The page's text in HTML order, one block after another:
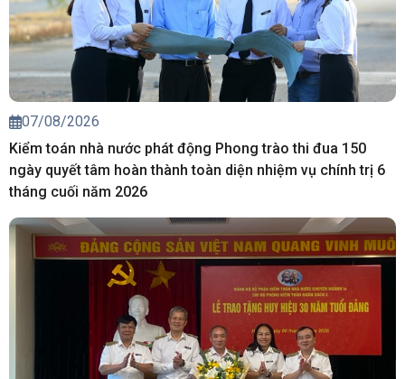
07/08/2026
Kiểm toán nhà nước phát động Phong trào thi đua 150
ngày quyết tâm hoàn thành toàn diện nhiệm vụ chính trị 6
tháng cuối năm 2026